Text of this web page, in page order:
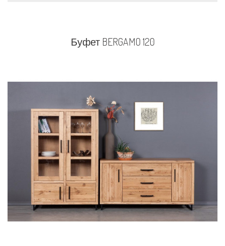
Буфет BERGAMO 120